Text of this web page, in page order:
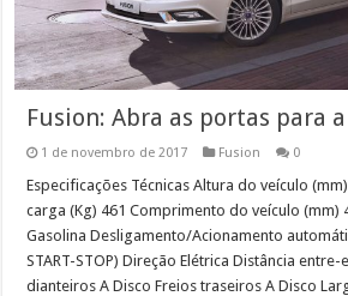
Fusion: Abra as portas para
1 de novembro de 2017 Fusion 0
Especificações Técnicas Altura do veículo
carga (Kg) 461 Comprimento do veículo (mm)
Gasolina Desligamento/Acionamento
START-STOP) Direção Elétrica Distância
dianteiros A Disco Freios traseiros A Disco